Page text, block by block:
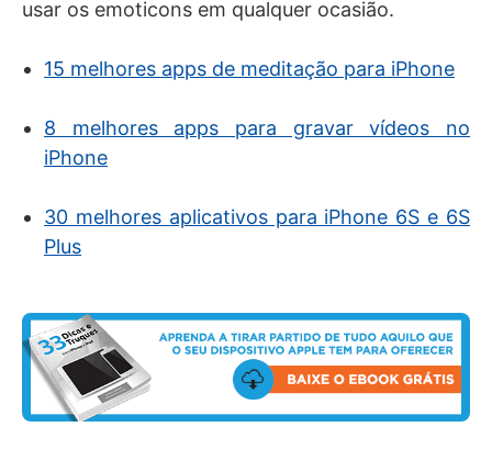
usar os emoticons em qualquer ocasião.
15 melhores apps de meditação para iPhone
8 melhores apps para gravar vídeos no
iPhone
30 melhores aplicativos para iPhone 6S e 6S
Plus